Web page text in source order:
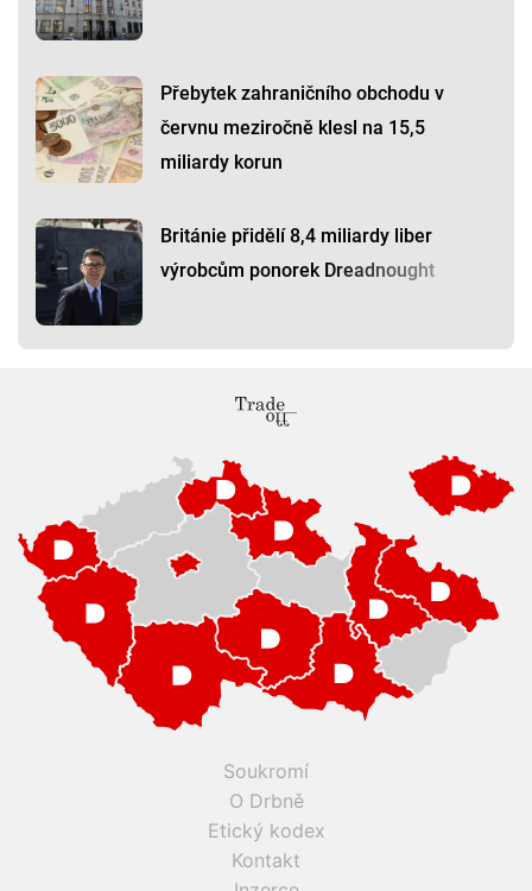
Přebytek zahraničního obchodu v
červnu meziročně klesl na 15,5
miliardy korun
Británie přidělí 8,4 miliardy liber
výrobcům ponorek Dreadnought
Soukromí
O Drbně
Etický kodex
Kontakt